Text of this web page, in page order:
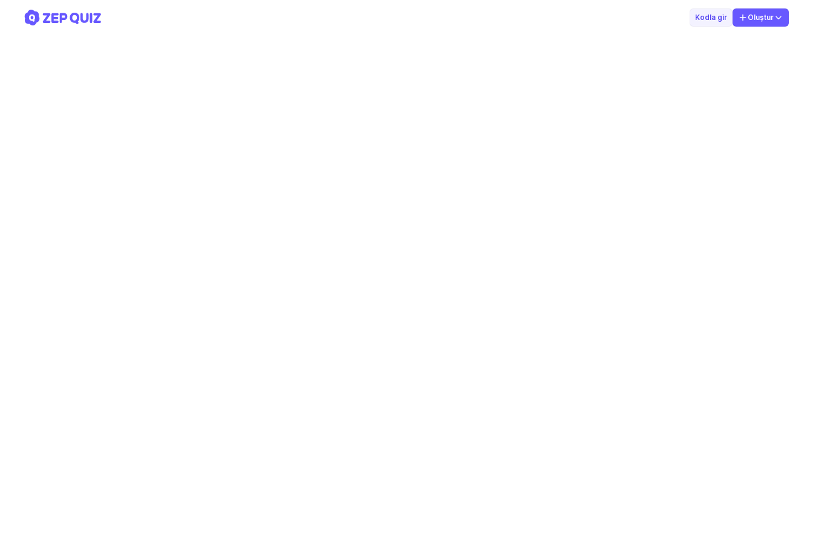
Kodla gir Oluştur